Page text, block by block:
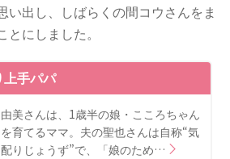
い出し、しばらくの間コウさんをま
にしました。
手パパ
由美さんは、1歳半の娘・こころちゃん
を育てるママ。夫の聖也さんは自称“気
配りじょうず”で、「娘のため…